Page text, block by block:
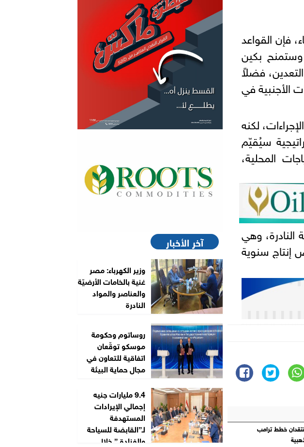
فإن القواعد
15 يونيو المقبل، وستمنح بكين
فضلاً
الأجنبية في
لكنه
سيُقيّم
المحلية،
النادرة، وهي
إنتاج سنوية
خطط ترامب
آخر الأخبار
وزير الكهرباء: مصر
غنية بالخامات الأرضيّة
والعناصر والمواد
النادرة
روساتوم وحكومة
موسكو توقّعان
اتفاقية للتعاون في
مجال حماية البيئة
9.4 مليارات جنيه
إجمالي الإيرادات
المستهدفة
لـ”القابضة للسياحة
والفنادق” خلال